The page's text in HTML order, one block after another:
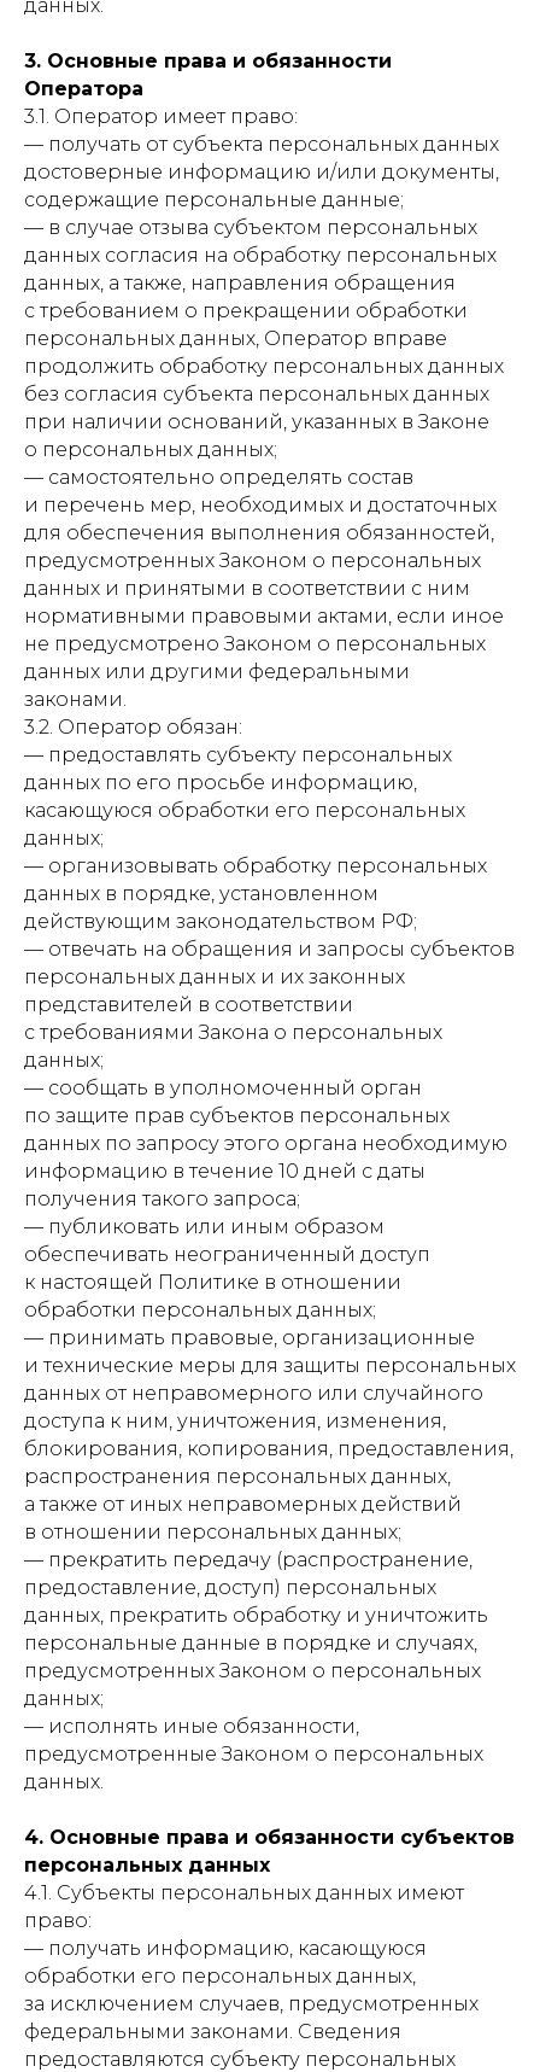
данных.
3. Основные права и обязанности
Оператора
3.1. Оператор имеет право:
— получать от субъекта персональных данных
достоверные информацию и/или документы,
содержащие персональные данные;
— в случае отзыва субъектом персональных
данных согласия на обработку персональных
данных, а также, направления обращения
с требованием о прекращении обработки
персональных данных, Оператор вправе
продолжить обработку персональных данных
без согласия субъекта персональных данных
при наличии оснований, указанных в Законе
о персональных данных;
— самостоятельно определять состав
и перечень мер, необходимых и достаточных
для обеспечения выполнения обязанностей,
предусмотренных Законом о персональных
данных и принятыми в соответствии с ним
нормативными правовыми актами, если иное
не предусмотрено Законом о персональных
данных или другими федеральными
законами.
3.2. Оператор обязан:
— предоставлять субъекту персональных
данных по его просьбе информацию,
касающуюся обработки его персональных
данных;
— организовывать обработку персональных
данных в порядке, установленном
действующим законодательством РФ;
— отвечать на обращения и запросы субъектов
персональных данных и их законных
представителей в соответствии
с требованиями Закона о персональных
данных;
— сообщать в уполномоченный орган
по защите прав субъектов персональных
данных по запросу этого органа необходимую
информацию в течение 10 дней с даты
получения такого запроса;
— публиковать или иным образом
обеспечивать неограниченный доступ
к настоящей Политике в отношении
обработки персональных данных;
— принимать правовые, организационные
и технические меры для защиты персональных
данных от неправомерного или случайного
доступа к ним, уничтожения, изменения,
блокирования, копирования, предоставления,
распространения персональных данных,
а также от иных неправомерных действий
в отношении персональных данных;
— прекратить передачу (распространение,
предоставление, доступ) персональных
данных, прекратить обработку и уничтожить
персональные данные в порядке и случаях,
предусмотренных Законом о персональных
данных;
— исполнять иные обязанности,
предусмотренные Законом о персональных
данных.
4. Основные права и обязанности субъектов
персональных данных
4.1. Субъекты персональных данных имеют
право:
— получать информацию, касающуюся
обработки его персональных данных,
за исключением случаев, предусмотренных
федеральными законами. Сведения
предоставляются субъекту персональных